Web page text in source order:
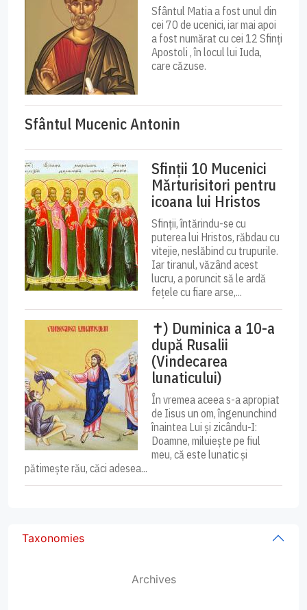
Sfântul Matia a fost unul din
cei 70 de ucenici, iar mai apoi
a fost numărat cu cei 12 Sfinți
Apostoli , în locul lui Iuda,
care căzuse.
Sfântul Mucenic Antonin
Sfinții 10 Mucenici
Mărturisitori pentru
icoana lui Hristos
Sfinții, întărindu-se cu
puterea lui Hristos, răbdau cu
vitejie, neslăbind cu trupurile.
Iar tiranul, văzând acest
lucru, a poruncit să le ardă
fețele cu fiare arse,...
✝) Duminica a 10-a
după Rusalii
(Vindecarea
lunaticului)
În vremea aceea s-a apropiat
de Iisus un om, îngenunchind
înaintea Lui și zicându-I:
Doamne, miluiește pe fiul
meu, că este lunatic și
pătimește rău, căci adesea...
Taxonomies
Archives